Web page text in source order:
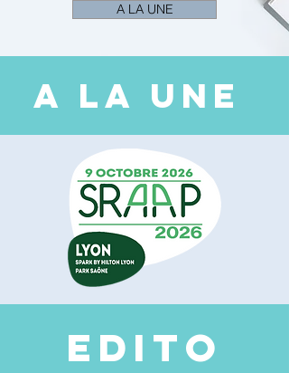
A LA UNE
A LA UNE
EDI TO